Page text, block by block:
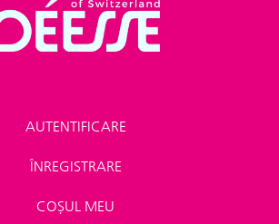
AUTENTIFICARE
ÎNREGISTRARE
COȘUL MEU